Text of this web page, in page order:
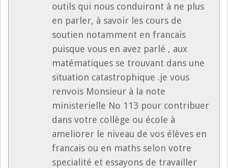
outils qui nous conduiront à ne plus
en parler, à savoir les cours de
soutien notamment en francais
puisque vous en avez parlé , aux
matématiques se trouvant dans une
situation catastrophique .je vous
renvois Monsieur à la note
ministerielle No 113 pour contribuer
dans votre collège ou école à
ameliorer le niveau de vos élèves en
francais ou en maths selon votre
specialité et essayons de travailler